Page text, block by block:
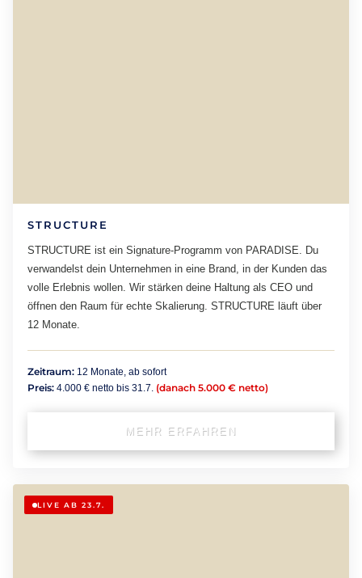
STRUCTURE
STRUCTURE ist ein Signature-Programm von PARADISE. Du
verwandelst dein Unternehmen in eine Brand, in der Kunden das
volle Erlebnis wollen. Wir stärken deine Haltung als CEO und
öffnen den Raum für echte Skalierung. STRUCTURE läuft über
12 Monate.
Zeitraum: 12 Monate, ab sofort
Preis: 4.000 € netto bis 31.7. (danach 5.000 € netto)
MEHR ERFAHREN
LIVE AB 23.7.